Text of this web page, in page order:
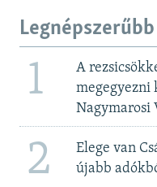
1
A
megegyezni
Nagymarosi
2
Elege van
újabb